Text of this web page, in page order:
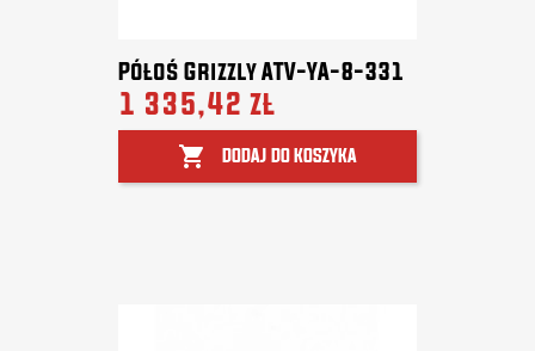
Półoś Grizzly ATV-YA-8-331
1 335,42 zł
 DODAJ DO KOSZYKA